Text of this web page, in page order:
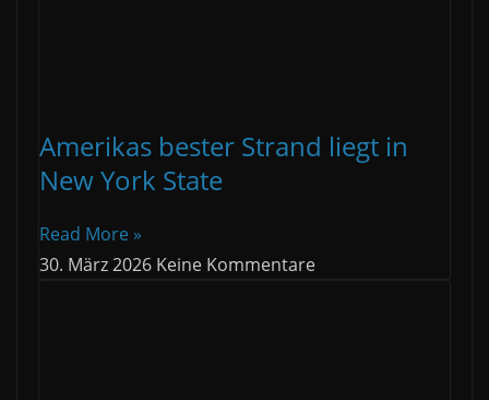
Amerikas bester Strand liegt in
New York State
Read More »
30. März 2026 Keine Kommentare